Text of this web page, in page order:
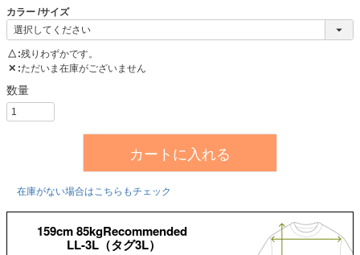
カラー サイズ
△ 残りわずかです。
✕ ただいま在庫がございません
カートに入れる
在庫がない場合はこちらもチェック
159cm 85kgRecommended
LL-3L（タグ3L）